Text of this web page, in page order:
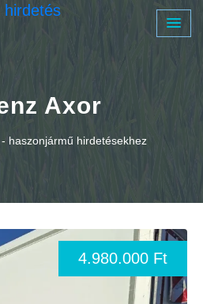
Axor
haszonjármű hirdetésekhez
4.980.000 Ft